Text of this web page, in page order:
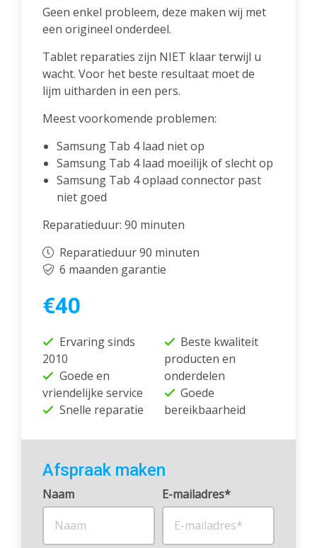
Geen enkel probleem, deze maken wij met
een origineel onderdeel.
Tablet reparaties zijn NIET klaar terwijl u
wacht. Voor het beste resultaat moet de
lijm uitharden in een pers.
Meest voorkomende problemen:
Samsung Tab 4 laad niet op
Samsung Tab 4 laad moeilijk of slecht op
Samsung Tab 4 oplaad connector past
niet goed
Reparatieduur: 90 minuten
Reparatieduur 90 minuten
6 maanden garantie
€40
Ervaring sinds
2010
Goede en
vriendelijke service
Snelle reparatie
Beste kwaliteit
producten en
onderdelen
Goede
bereikbaarheid
Afspraak maken
Naam E-mailadres*